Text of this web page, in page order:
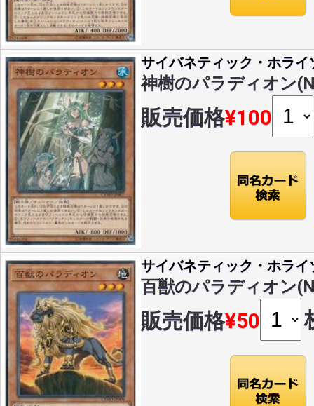
サイバネティック・ホライ
神樹のパラディオン
販売価格¥100
サイバネティック・ホライ
百獣のパラディオン
販売価格¥50